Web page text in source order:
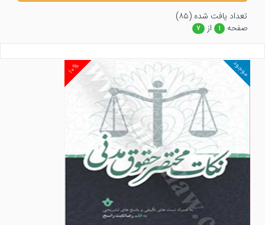
تعداد يافت شده (۸۵)
صفحه
۱ از ۷
۱۰% موجود